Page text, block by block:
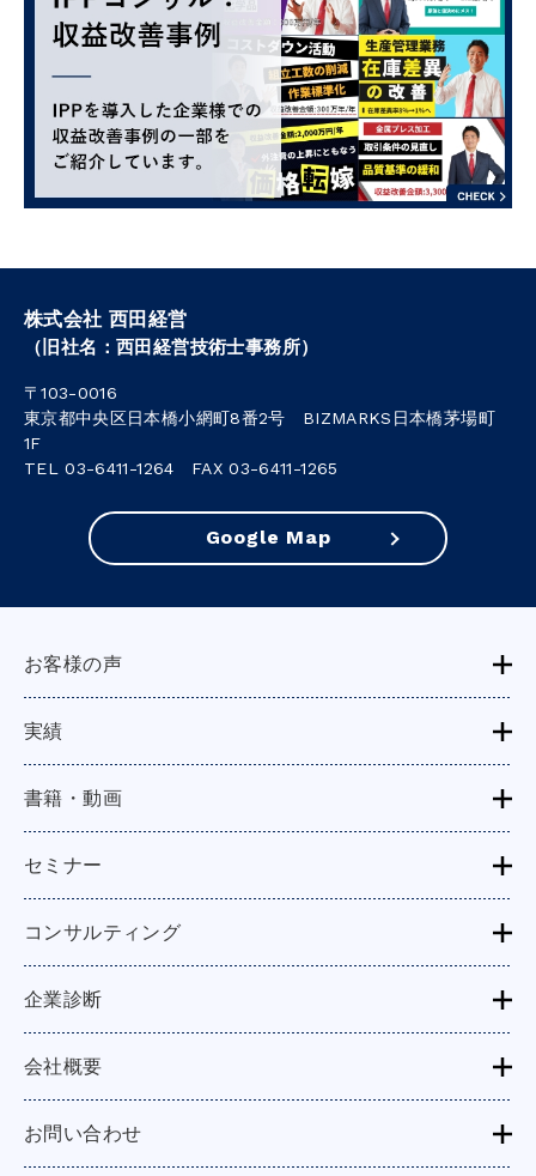
株式会社 西田経営
（旧社名：西田経営技術士事務所）
〒103-0016
東京都中央区日本橋小網町8番2号 BIZMARKS日本橋茅場町
1F
TEL 03-6411-1264 FAX 03-6411-1265
Google Map
お客様の声
実績
書籍・動画
セミナー
コンサルティング
企業診断
会社概要
お問い合わせ